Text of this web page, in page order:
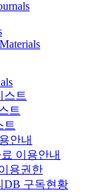
스트
트
트
안내
이용안내
용권한
DB 구독현황